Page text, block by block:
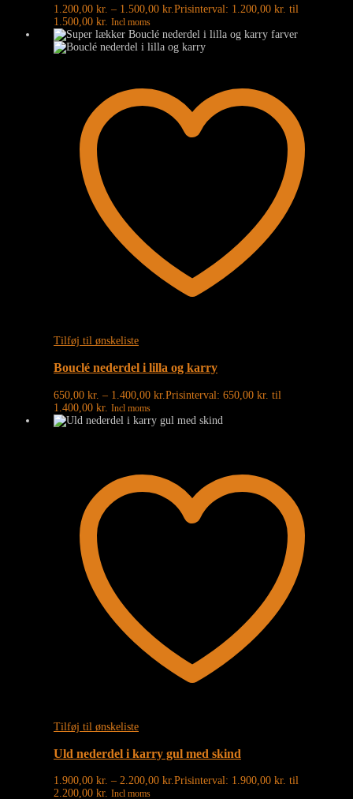
1.200,00 kr. – 1.500,00 kr. Prisinterval: 1.200,00 kr. til
1.500,00 kr. Incl moms
Tilføj til ønskeliste
Bouclé nederdel i lilla og karry
650,00 kr. – 1.400,00 kr. Prisinterval: 650,00 kr. til
1.400,00 kr. Incl moms
Tilføj til ønskeliste
Uld nederdel i karry gul med skind
1.900,00 kr. – 2.200,00 kr.Prisinterval: 1.900,00 kr. til
2.200,00 kr. Incl moms